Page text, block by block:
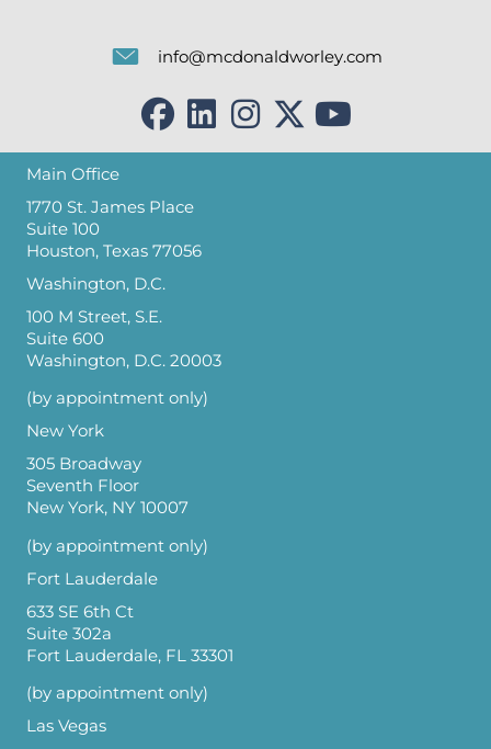
info@mcdonaldworley.com
Main Office
1770 St. James Place
Suite 100
Houston, Texas 77056
Washington, D.C.
100 M Street, S.E.
Suite 600
Washington, D.C. 20003
(by appointment only)
New York
305 Broadway
Seventh Floor
New York, NY 10007
(by appointment only)
Fort Lauderdale
633 SE 6th Ct
Suite 302a
Fort Lauderdale, FL 33301
(by appointment only)
Las Vegas